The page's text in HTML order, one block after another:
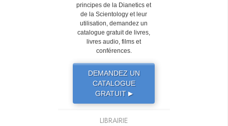
principes de la Dianetics et
de la Scientology et leur
utilisation, demandez un
catalogue gratuit de livres,
livres audio, films et
conférences.
DEMANDEZ UN
CATALOGUE
GRATUIT ▶
LIBRAIRIE